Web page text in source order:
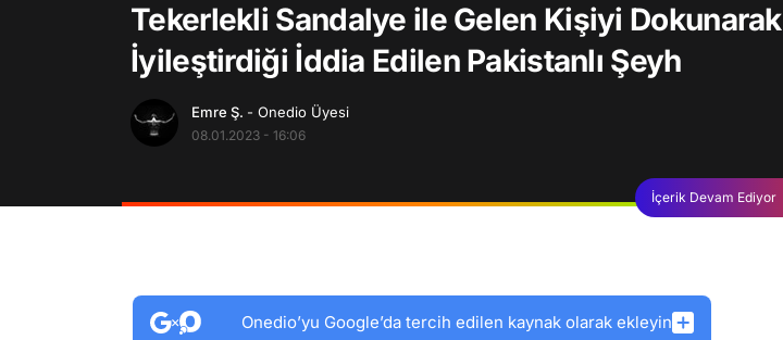
Tekerlekli Sandalye ile Gelen Kişiyi Dokunarak
İyileştirdiği İddia Edilen Pakistanlı Şeyh
Emre Ş. - Onedio Üyesi
08.01.2023 - 16:06
İçerik Devam Ediyor
Onedio’yu Google’da tercih edilen kaynak olarak ekleyin